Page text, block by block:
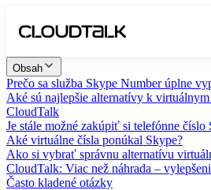
Obsah
Prečo sa služba Skype Number úplne
Aké sú najlepšie alternatívy k
CloudTalk
Je stále možné zakúpiť si telefónne číslo
Aké virtuálne čísla ponúkal Skype?
Ako si vybrať správnu alternatívu
CloudTalk: Viac než náhrada –
Často kladené otázky